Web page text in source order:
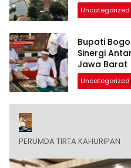
Uncategorized
Bupati
Sinergi
Jawa Barat
Uncategorized
PERUMDA TIRTA KAHURIPAN